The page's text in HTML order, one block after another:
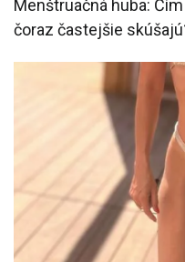
Menštruačná huba:
čoraz častejšie